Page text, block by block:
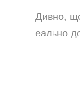
본문
Дивно,
еально